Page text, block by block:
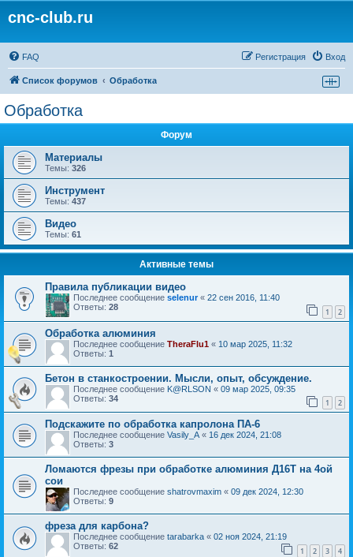
cnc-club.ru
FAQ Вход
Регистрация
Список форумов Обработка
Обработка
Форум
Материалы
Темы: 326
Инструмент
Темы: 437
Видео
Темы: 61
Активные темы
Правила публикации видео
Последнее сообщение selenur« 22 сен 2016, 11:40
Ответы: 28 1 2
Обработка алюминия
Последнее сообщение TheraFlu1 « 10 мар 2025, 11:32
Ответы: 1
Бетон в станкостроении. Мысли, опыт, обсуждение.
Последнее сообщение K@RLSON « 09 мар 2025, 09:35
Ответы: 34 1 2
Подскажите по обработка капролона ПА-6
Последнее сообщение Vasily_A « 16 дек 2024, 21:08
Ответы: 3
Ломаются фрезы при обработке алюминия Д16Т на 4ой
сои
Последнее сообщение shatrovmaxim « 09 дек 2024, 12:30
Ответы: 9
фреза для карбона?
Последнее сообщение tarabarka « 02 ноя 2024, 21:19
Ответы: 62 1 2 3 4